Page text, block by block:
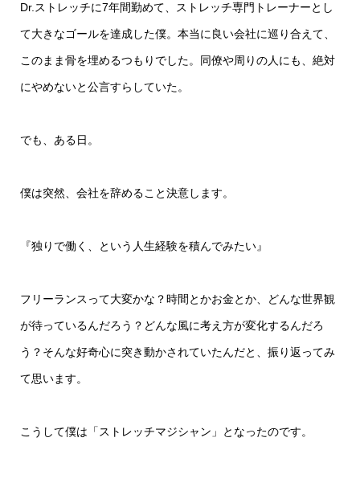
Dr.ストレッチに7年間勤めて、ストレッチ専門トレーナーとし
て大きなゴールを達成した僕。本当に良い会社に巡り合えて、
このまま骨を埋めるつもりでした。同僚や周りの人にも、絶対
にやめないと公言すらしていた。
でも、ある日。
僕は突然、会社を辞めること決意します。
『独りで働く、という人生経験を積んでみたい』
フリーランスって大変かな？時間とかお金とか、どんな世界観
が待っているんだろう？どんな風に考え方が変化するんだろ
う？そんな好奇心に突き動かされていたんだと、振り返ってみ
て思います。
こうして僕は「ストレッチマジシャン」となったのです。